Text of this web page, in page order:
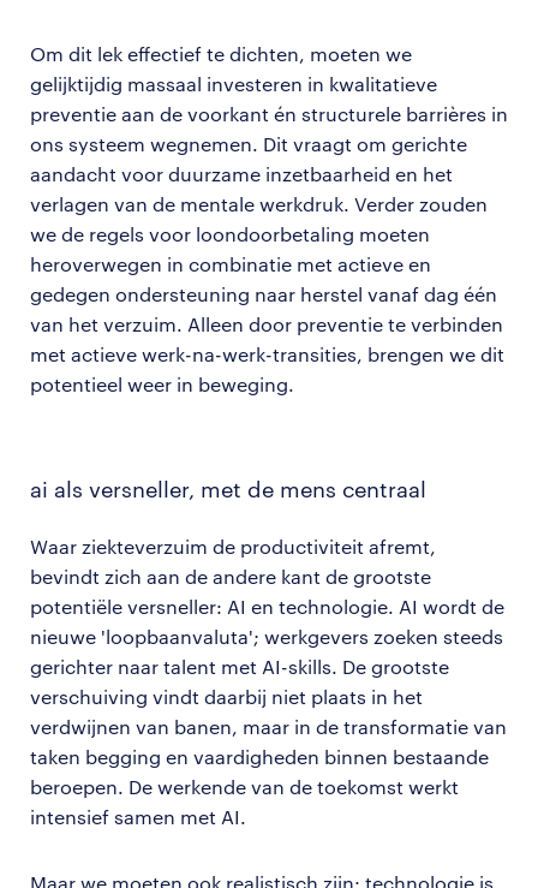
Om dit lek effectief te dichten, moeten we
gelijktijdig massaal investeren in kwalitatieve
preventie aan de voorkant én structurele barrières in
ons systeem wegnemen. Dit vraagt om gerichte
aandacht voor duurzame inzetbaarheid en het
verlagen van de mentale werkdruk. Verder zouden
we de regels voor loondoorbetaling moeten
heroverwegen in combinatie met actieve en
gedegen ondersteuning naar herstel vanaf dag één
van het verzuim. Alleen door preventie te verbinden
met actieve werk-na-werk-transities, brengen we dit
potentieel weer in beweging.
ai als versneller, met de mens centraal
Waar ziekteverzuim de productiviteit afremt,
bevindt zich aan de andere kant de grootste
potentiële versneller: AI en technologie. AI wordt de
nieuwe 'loopbaanvaluta'; werkgevers zoeken steeds
gerichter naar talent met AI-skills. De grootste
verschuiving vindt daarbij niet plaats in het
verdwijnen van banen, maar in de transformatie van
taken begging en vaardigheden binnen bestaande
beroepen. De werkende van de toekomst werkt
intensief samen met AI.
Maar we moeten ook realistisch zijn: technologie is